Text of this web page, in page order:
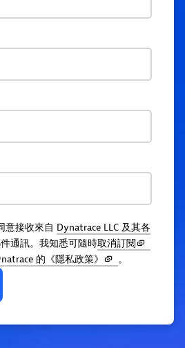
意接收來自 Dynatrace LLC 及其各
通訊。我知悉可隨時取消訂閱
的《隱私政策》 。